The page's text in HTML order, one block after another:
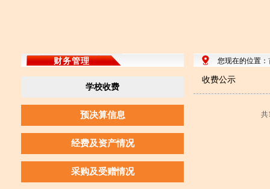
财务管理
学校收费
预决算信息
经费及资产情况
采购及受赠情况
您现在的位置：
收费公示
共